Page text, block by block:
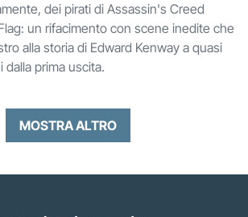
dei pirati di Assassin's Creed
un rifacimento con scene inedite che
alla storia di Edward Kenway a quasi
dalla prima uscita.
MOSTRA ALTRO